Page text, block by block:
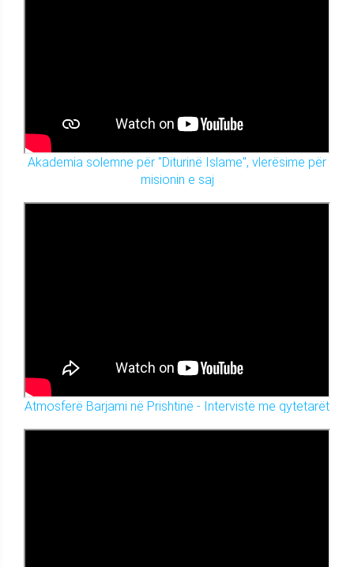
Akademia solemne për "Diturinë Islame", vlerësime për
misionin e saj
Atmosferë Barjami në Prishtinë - Intervistë me qytetarët